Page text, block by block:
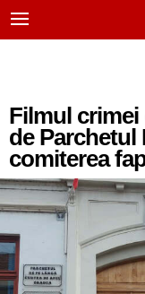
Filmul crimei
de Parchetul
comiterea